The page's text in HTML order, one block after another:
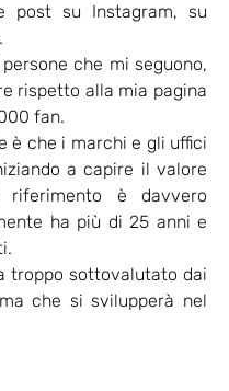
post su Instagram, su
che mi seguono,
rispetto alla mia pagina
fan.
è che i marchi e gli uffici
a capire il valore
è davvero
ha più di 25 anni e
troppo sottovalutato dai
che si svilupperà nel